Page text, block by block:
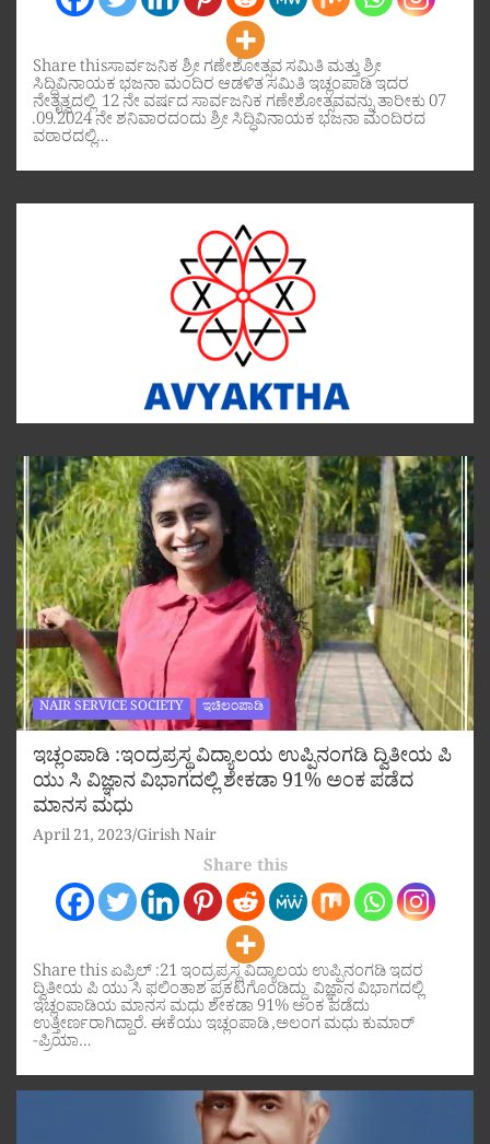
Share thisಸಾರ್ವಜನಿಕ ಶ್ರೀ ಗಣೇಶೋತ್ಸವ ಸಮಿತಿ ಮತ್ತು ಶ್ರೀ
ಸಿದ್ಧಿವಿನಾಯಕ ಭಜನಾ ಮಂದಿರ ಆಡಳಿತ ಸಮಿತಿ ಇಚ್ಲಂಪಾಡಿ ಇದರ
ನೇತೃತ್ವದಲ್ಲಿ 12 ನೇ ವರ್ಷದ ಸಾರ್ವಜನಿಕ ಗಣೇಶೋತ್ಸವವನ್ನು ತಾರೀಕು 07
.09.2024 ನೇ ಶನಿವಾರದಂದು ಶ್ರೀ ಸಿದ್ಧಿವಿನಾಯಕ ಭಜನಾ ಮಂದಿರದ
ವಠಾರದಲ್ಲಿ…
NAIR SERVICE SOCIETY ಇಚಿಲಂಪಾಡಿ
ಇಚ್ಲಂಪಾಡಿ :ಇಂದ್ರಪ್ರಸ್ಥ ವಿದ್ಯಾಲಯ ಉಪ್ಪಿನಂಗಡಿ ದ್ವಿತೀಯ ಪಿ
ಯು ಸಿ ವಿಜ್ಞಾನ ವಿಭಾಗದಲ್ಲಿ ಶೇಕಡಾ 91% ಅಂಕ ಪಡೆದ
ಮಾನಸ ಮಧು
April 21, 2023 Girish Nair
Share this
Share this ಏಪ್ರಿಲ್ :21 ಇಂದ್ರಪ್ರಸ್ಥ ವಿದ್ಯಾಲಯ ಉಪ್ಪಿನಂಗಡಿ ಇದರ
ದ್ವಿತೀಯ ಪಿ ಯು ಸಿ ಫಲಿಂತಾಶ ಪ್ರಕಟಗೊಂಡಿದ್ದು ವಿಜ್ಞಾನ ವಿಭಾಗದಲ್ಲಿ
ಇಚ್ಲಂಪಾಡಿಯ ಮಾನಸ ಮಧು ಶೇಕಡಾ 91% ಅಂಕ ಪಡೆದು
ಉತ್ತೀರ್ಣರಾಗಿದ್ದಾರೆ. ಈಕೆಯು ಇಚ್ಲಂಪಾಡಿ ,ಅಲಂಗ ಮಧು ಕುಮಾರ್
-ಪ್ರಿಯಾ…